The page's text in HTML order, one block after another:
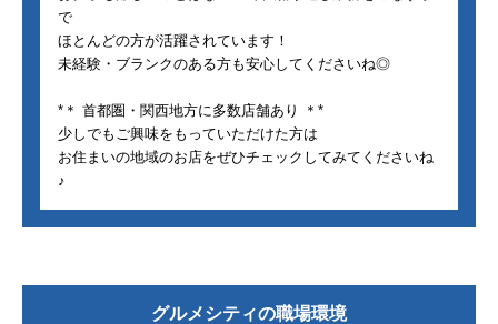
で
ほとんどの方が活躍されています！
未経験・ブランクのある方も安心してくださいね◎
*＊ 首都圏・関西地方に多数店舗あり ＊*
少しでもご興味をもっていただけた方は
お住まいの地域のお店をぜひチェックしてみてくださいね
♪
グルメシティの職場環境